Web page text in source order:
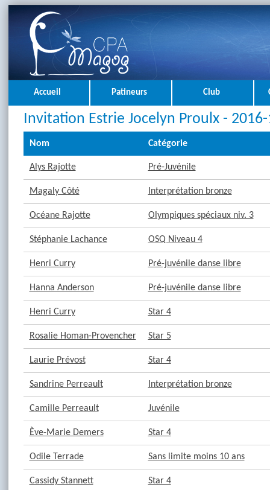
Accueil Patineurs Club
Invitation Estrie Jocelyn Proulx -
Nom Catégorie
Alys Rajotte Pré-Juvénile
Magaly Côté Interprétation bronze
Océane Rajotte Olympiques spéciaux niv. 3
Stéphanie Lachance OSQ Niveau 4
Henri Curry Pré-juvénile danse libre
Hanna Anderson Pré-juvénile danse libre
Henri Curry Star 4
Rosalie Homan-Provencher Star 5
Laurie Prévost Star 4
Sandrine Perreault Interprétation bronze
Camille Perreault Juvénile
Ève-Marie Demers Star 4
Odile Terrade Sans limite moins 10 ans
Cassidy Stannett Star 4